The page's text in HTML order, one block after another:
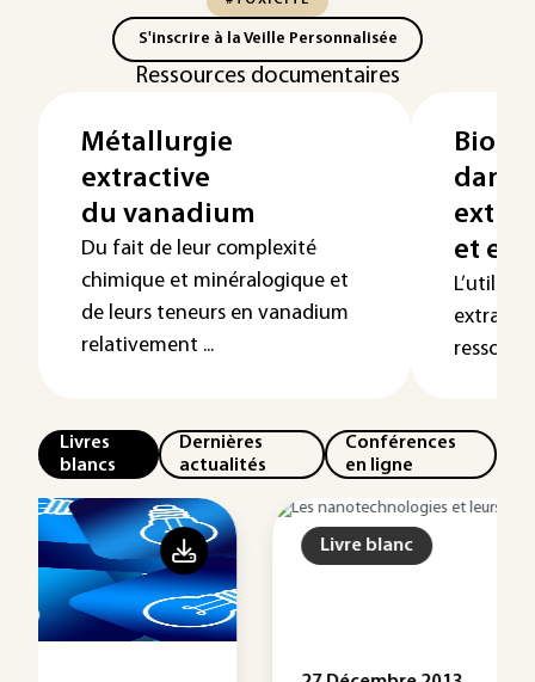
S'inscrire à la Veille Personnalisée
Ressources documentaires
Métallurgie
extractive
du vanadium
Du fait de leur complexité
chimique et minéralogique et
de leurs teneurs en vanadium
relativement ...
dans
et
extraire
Livres
blancs
Dernières
actualités
Conférences
en ligne
Livre blanc